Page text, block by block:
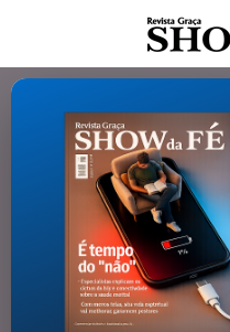
Categorias Tags